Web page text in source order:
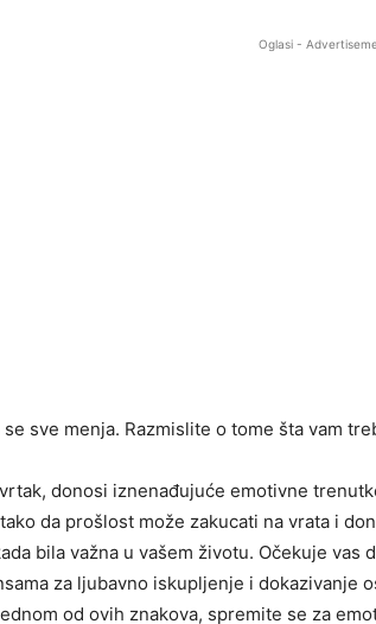
Oglasi -
se sve menja. Razmislite o tome šta vam
donosi iznenađujuće emotivne
da prošlost može zakucati na vrata i
bila važna u vašem životu. Očekuje vas
za ljubavno iskupljenje i dokazivanje
od ovih znakova, spremite se za